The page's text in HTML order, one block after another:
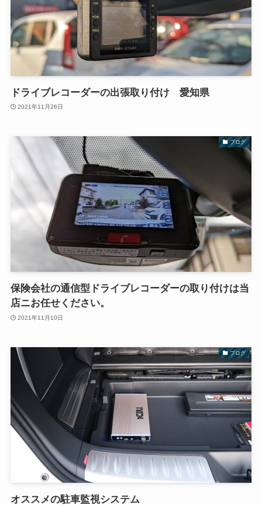
ドライブレコーダーの出張取り付け 愛知県
2021年11月26日
ブログ
保険会社の通信型ドライブレコーダーの取り付けは当
店ニお任せください。
2021年11月10日
ブログ
オススメの駐車監視システム